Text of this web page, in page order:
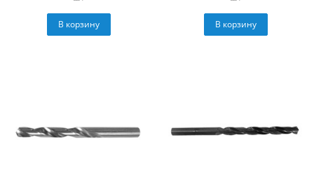
В корзину В корзину